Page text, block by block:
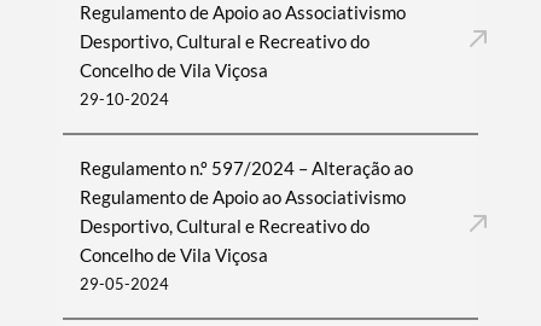
Regulamento de Apoio ao Associativismo
Desportivo, Cultural e Recreativo do
Concelho de Vila Viçosa
29-10-2024
Regulamento n.º 597/2024 – Alteração ao
Regulamento de Apoio ao Associativismo
Desportivo, Cultural e Recreativo do
Concelho de Vila Viçosa
29-05-2024